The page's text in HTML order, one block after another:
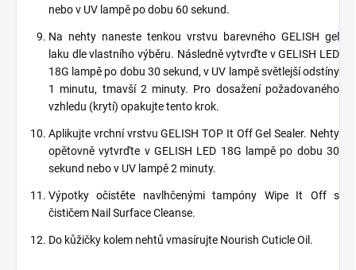
nebo v UV lampě po dobu 60 sekund.
Na nehty naneste tenkou vrstvu barevného GELISH gel
laku dle vlastního výběru. Následně vytvrďte v GELISH LED
18G lampě po dobu 30 sekund, v UV lampě světlejší odstíny
1 minutu, tmavší 2 minuty. Pro dosažení požadovaného
vzhledu (krytí) opakujte tento krok.
Aplikujte vrchní vrstvu GELISH TOP It Off Gel Sealer. Nehty
opětovně vytvrďte v GELISH LED 18G lampě po dobu 30
sekund nebo v UV lampě 2 minuty.
Výpotky očistěte navlhčenými tampóny Wipe It Off s
čističem Nail Surface Cleanse.
Do kůžičky kolem nehtů vmasírujte Nourish Cuticle Oil.